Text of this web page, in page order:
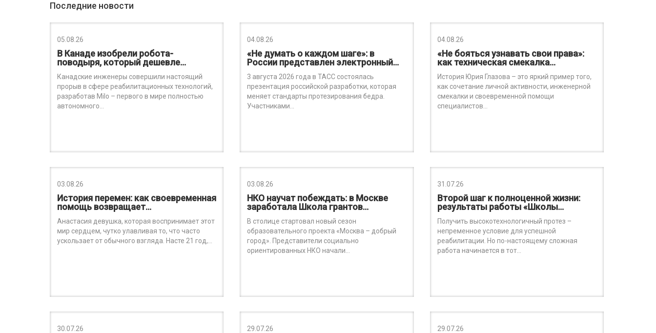
Последние новости
05.08.26
В Канаде изобрели робота-
поводыря, который дешевле…
Канадские инженеры совершили настоящий
прорыв в сфере реабилитационных технологий,
разработав Milo – первого в мире полностью
автономного…
04.08.26
«Не думать о каждом шаге»: в
России представлен электронный…
3 августа 2026 года в ТАСС состоялась
презентация российской разработки, которая
меняет стандарты протезирования бедра.
Участниками…
04.08.26
«Не бояться узнавать свои права»:
как техническая смекалка…
История Юрия Глазова – это яркий пример того,
как сочетание личной активности, инженерной
смекалки и своевременной помощи
специалистов…
03.08.26
История перемен: как своевременная
помощь возвращает…
Анастасия девушка, которая воспринимает этот
мир сердцем, чутко улавливая то, что часто
ускользает от обычного взгляда. Насте 21 год,…
03.08.26
НКО научат побеждать: в Москве
заработала Школа грантов…
В столице стартовал новый сезон
образовательного проекта «Москва – добрый
город». Представители социально
ориентированных НКО начали…
31.07.26
Второй шаг к полноценной жизни:
результаты работы «Школы…
Получить высокотехнологичный протез –
непременное условие для успешной
реабилитации. Но по-настоящему сложная
работа начинается в тот…
30.07.26 29.07.26 29.07.26